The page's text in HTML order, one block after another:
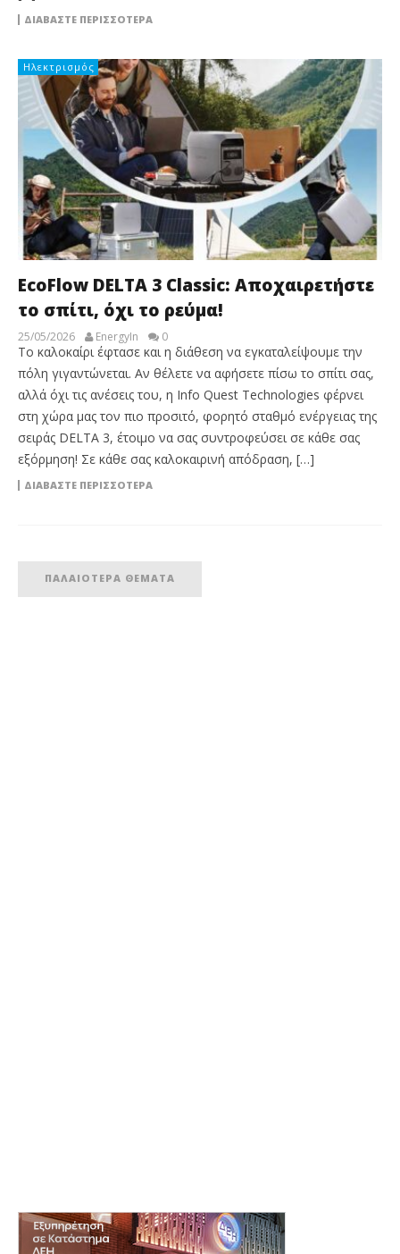
ΔΙΑΒΆΣΤΕ ΠΕΡΙΣΣΌΤΕΡΑ
Ηλεκτρισμός
EcoFlow DELTA 3 Classic: Αποχαιρετήστε
το σπίτι, όχι το ρεύμα!
25/05/2026 EnergyIn 0
Το καλοκαίρι έφτασε και η διάθεση να εγκαταλείψουμε την
πόλη γιγαντώνεται. Αν θέλετε να αφήσετε πίσω το σπίτι σας,
αλλά όχι τις ανέσεις του, η Info Quest Technologies φέρνει
στη χώρα μας τον πιο προσιτό, φορητό σταθμό ενέργειας της
σειράς DELTA 3, έτοιμο να σας συντροφεύσει σε κάθε σας
εξόρμηση! Σε κάθε σας καλοκαιρινή απόδραση, […]
ΔΙΑΒΆΣΤΕ ΠΕΡΙΣΣΌΤΕΡΑ
ΠΑΛΑΙΌΤΕΡΑ ΘΈΜΑΤΑ